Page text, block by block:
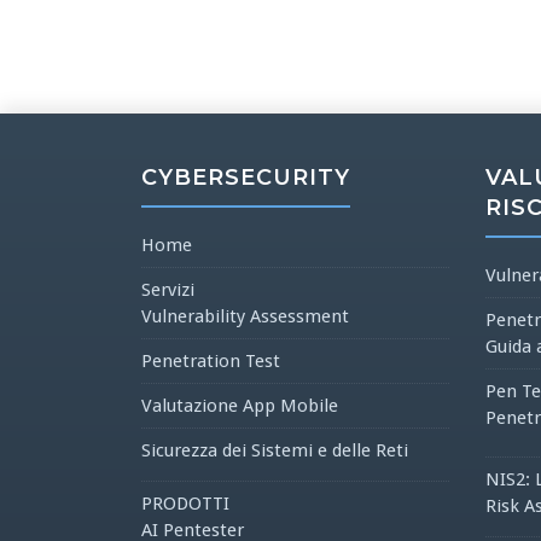
CYBERSECURITY
Home
Servizi
Vulnerability Assessment
Penetration Test
Valutazione App Mobile
Sicurezza dei Sistemi e delle Reti
PRODOTTI
AI Pentester
Guida
Pen
NIS2:
Risk